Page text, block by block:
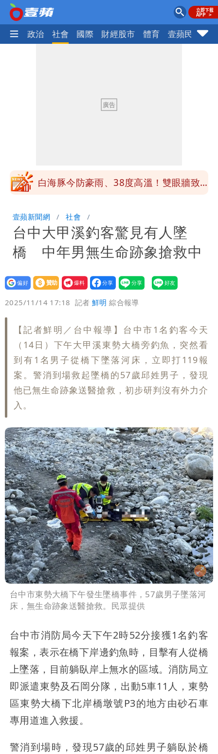
生活 政治 社會 國際 財經股市 體育 壹蘋民調
1元商品開搶！超市、量販週末優惠 父
黃線停車
白海豚今防豪雨、38度高溫！雙眼牆致
每天看診到半夜
慈濟爆世紀大騙局 AIT發文高級酸！他
笑：真的很會
白海豚大亂！航空66架次取消、船班39
航次停航
姜厚任不信嫩女友「辣手摧花」 創演藝
工會最遺憾1事
白海豚勾到「台灣陸地」了！雙眼牆旋
繞 路徑擺盪
特斯拉衝夜市…猛撞12車！民眾嚇「賓士
救好幾條人命」
他揭日本捐AZ疫苗秘辛「專為台生
產」：終還陳時中清白
白海豚「大轉彎」機率非常小！明強度有
親節吃牛排、海鮮
壹蘋新聞網 社會
台中大甲溪釣客驚見有人墜
橋 中年男無生命跡象搶救中
設為
贊助
我要
爆料
2025/11/14 17:18 記者鮮明 綜合報導
【記者鮮明／台中報導】台中市1名釣客今天
（14日）下午大甲溪東勢大橋旁釣魚，突然看
到有1名男子從橋下墜落河床，立即打119報
案。警消到場救起墜橋的57歲邱姓男子，發現
他已無生命跡象送醫搶救，初步研判沒有外力介
入。
台中市東勢大橋下午發生墜橋事件，57歲男子墜落河
床，無生命跡象送醫搶救。民眾提供
台中市消防局今天下午2時52分接獲1名釣客
報案，表示在橋下岸邊釣魚時，目擊有人從橋
上墜落，目前躺臥岸上無水的區域。消防局立
即派遣東勢及石岡分隊，出動5車11人，東勢
區東勢大橋下北岸橋墩號P3的地方由砂石車
專用道進入救援。
警消到場時，發現57歲的邱姓男子躺臥於橋